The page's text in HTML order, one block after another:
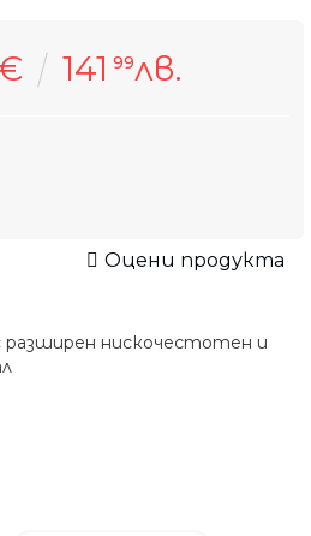
141 99лв.
Оцени продукта
разширен нискочестотен и